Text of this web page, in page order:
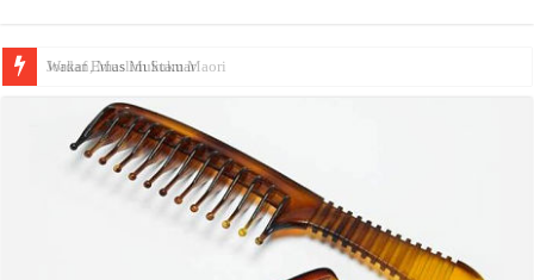
Wakaf Emas Muktamar